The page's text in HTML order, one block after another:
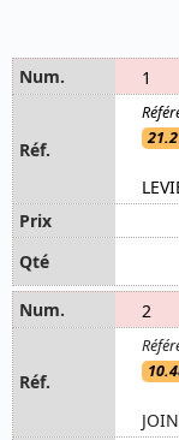
1
2